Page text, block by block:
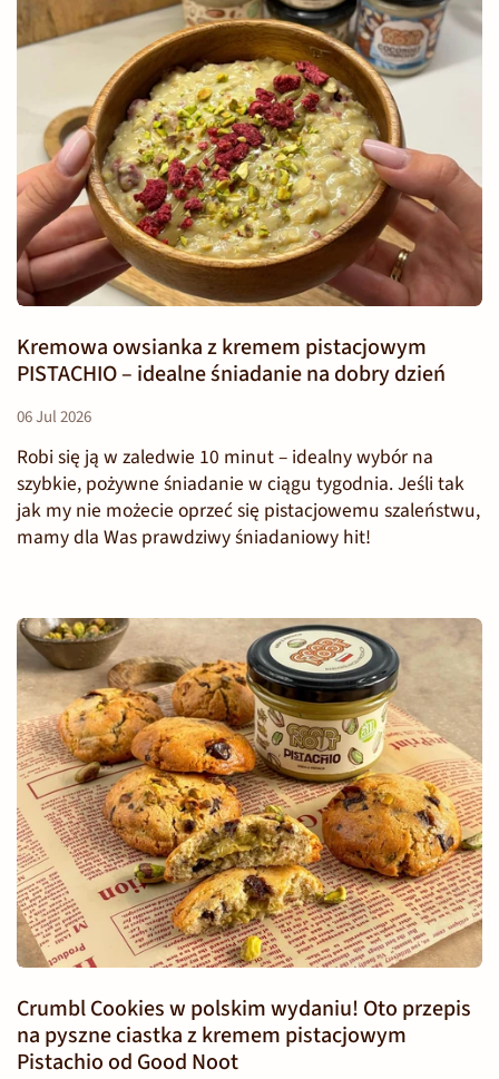
Kremowa owsianka z kremem pistacjowym
PISTACHIO – idealne śniadanie na dobry dzień
06 Jul 2026
Robi się ją w zaledwie 10 minut – idealny wybór na
szybkie, pożywne śniadanie w ciągu tygodnia. Jeśli tak
jak my nie możecie oprzeć się pistacjowemu szaleństwu,
mamy dla Was prawdziwy śniadaniowy hit!
Crumbl Cookies w polskim wydaniu! Oto przepis
na pyszne ciastka z kremem pistacjowym
Pistachio od Good Noot